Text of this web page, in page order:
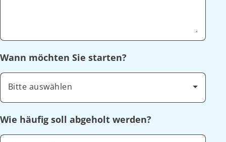
Wann möchten Sie starten?
Bitte auswählen
Wie häufig soll abgeholt werden?